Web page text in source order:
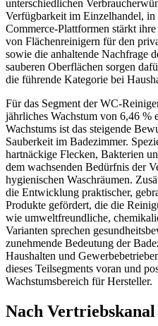
unterschiedlichen
Verfügbarkeit im Einzelhandel, in
Commerce-Plattformen stärkt
von Flächenreinigern für den
sowie die anhaltende Nachfrage
sauberen Oberflächen sorgen
die führende Kategorie bei
Für das Segment der WC-
jährliches Wachstum von 6,46 %
Wachstums ist das steigende
Sauberkeit im Badezimmer.
hartnäckige Flecken, Bakterien
dem wachsenden Bedürfnis der
hygienischen Waschräumen.
die Entwicklung praktischer,
Produkte gefördert, die die
wie umweltfreundliche,
Varianten sprechen
zunehmende Bedeutung der
Haushalten und
dieses Teilsegments voran und
Wachstumsbereich für Hersteller.
Nach Vertriebskanal